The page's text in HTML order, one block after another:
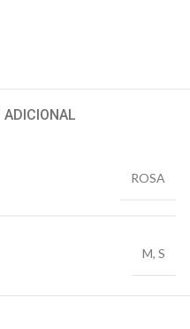
ADICIONAL
ROSA
M,S